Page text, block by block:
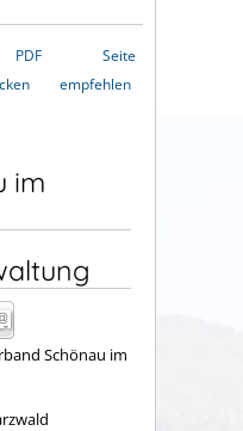
PDF
Seite
empfehlen
im
Schönau im